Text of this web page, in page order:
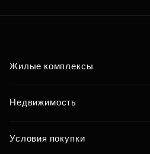
Жилые комплексы
Недвижимость
Условия покупки